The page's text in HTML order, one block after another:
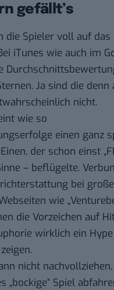
gefällt’s
die Spieler voll auf das
iTunes wie auch im
Ja sind die denn
nicht.
wie so
einen ganz
der schon einst
– beflügelte.
bei
wie
die Vorzeichen auf
wirklich ein
nicht
„bockige“ Spiel